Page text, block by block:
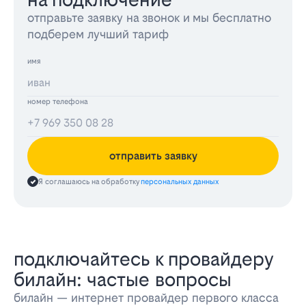
отправьте заявку на звонок и мы бесплатно
подберем лучший тариф
имя
номер телефона
отправить заявку
Я соглашаюсь на обработкуперсональных данных
подключайтесь к провайдеру
билайн: частые вопросы
билайн — интернет провайдер первого класса